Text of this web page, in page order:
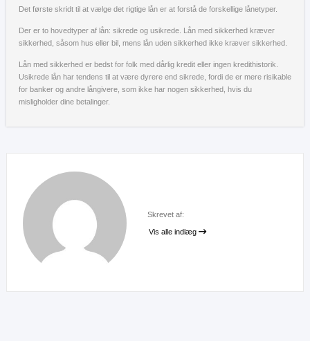
Det første skridt til at vælge det rigtige lån er at forstå de forskellige lånetyper.
Der er to hovedtyper af lån: sikrede og usikrede. Lån med sikkerhed kræver
sikkerhed, såsom hus eller bil, mens lån uden sikkerhed ikke kræver sikkerhed.
Lån med sikkerhed er bedst for folk med dårlig kredit eller ingen kredithistorik.
Usikrede lån har tendens til at være dyrere end sikrede, fordi de er mere risikable
for banker og andre långivere, som ikke har nogen sikkerhed, hvis du
misligholder dine betalinger.
Skrevet af:
Vis alle indlæg